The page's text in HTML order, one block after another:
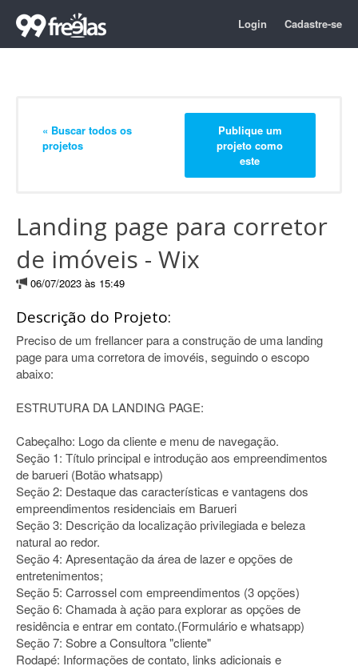
Login Cadastre-se
« Buscar todos os
projetos
Publique um
projeto como
este
Landing page para corretor
de imóveis - Wix
06/07/2023 às 15:49
Descrição do Projeto:
Preciso de um frellancer para a construção de uma landing
page para uma corretora de imovéis, seguindo o escopo
abaixo:
ESTRUTURA DA LANDING PAGE:
Cabeçalho: Logo da cliente e menu de navegação.
Seção 1: Título principal e introdução aos empreendimentos
de barueri (Botão whatsapp)
Seção 2: Destaque das características e vantagens dos
empreendimentos residenciais em Barueri
Seção 3: Descrição da localização privilegiada e beleza
natural ao redor.
Seção 4: Apresentação da área de lazer e opções de
entretenimentos;
Seção 5: Carrossel com empreendimentos (3 opções)
Seção 6: Chamada à ação para explorar as opções de
residência e entrar em contato.(Formulário e whatsapp)
Seção 7: Sobre a Consultora "cliente"
Rodapé: Informações de contato, links adicionais e